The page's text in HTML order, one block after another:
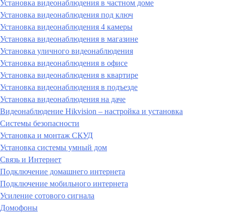
Установка видеонаблюдения в частном доме
Установка видеонаблюдения под ключ
Установка видеонаблюдения 4 камеры
Установка видеонаблюдения в магазине
Установка уличного видеонаблюдения
Установка видеонаблюдения в офисе
Установка видеонаблюдения в квартире
Установка видеонаблюдения в подъезде
Установка видеонаблюдения на даче
Видеонаблюдение Hikvision – настройка и установка
Системы безопасности
Установка и монтаж СКУД
Установка системы умный дом
Связь и Интернет
Подключение домашнего интернета
Подключение мобильного интернета
Усиление сотового сигнала
Домофоны